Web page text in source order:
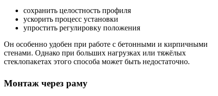
сохранить целостность профиля
ускорить процесс установки
упростить регулировку положения
Он особенно удобен при работе с бетонными и кирпичными
стенами. Однако при больших нагрузках или тяжёлых
стеклопакетах этого способа может быть недостаточно.
Монтаж через раму